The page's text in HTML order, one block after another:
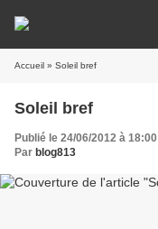
Accueil » Soleil bref
Soleil bref
Publié le 24/06/2012 à 18:00
Par blog813